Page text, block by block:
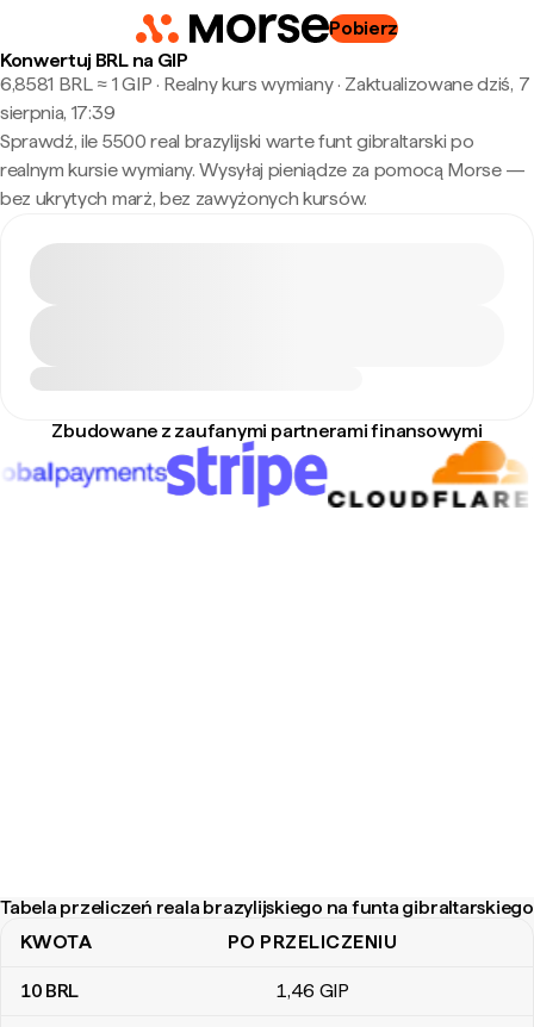
Pobierz
Konwertuj BRL na GIP
6,8581 BRL ≈ 1 GIP · Realny kurs wymiany· Zaktualizowane dziś, 7
sierpnia, 17:39
Sprawdź, ile 5500 real brazylijski warte funt gibraltarski po
realnym kursie wymiany. Wysyłaj pieniądze za pomocą Morse —
bez ukrytych marż, bez zawyżonych kursów.
Zbudowane z zaufanymi partnerami finansowymi
Tabela przeliczeń reala brazylijskiego na funta gibraltarskiego
Tabela przeliczeń reala brazylijskiego na funta gibraltarskiego
KWOTA PO PRZELICZENIU
10 BRL 1,46 GIP